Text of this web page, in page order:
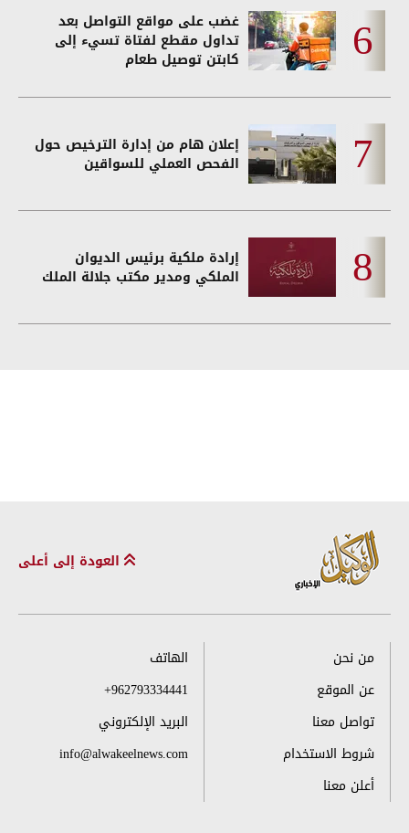
غضب على مواقع التواصل بعد
تداول مقطع لفتاة تسيء إلى
كابتن توصيل طعام
إعلان هام من إدارة الترخيص حول
الفحص العملي للسواقين
إرادة ملكية برئيس الديوان
الملكي ومدير مكتب جلالة الملك
العودة إلى أعلى
من نحن
عن الموقع
تواصل معنا
شروط الاستخدام
أعلن معنا
الهاتف
+962793334441
البريد الإلكتروني
info@alwakeelnews.com